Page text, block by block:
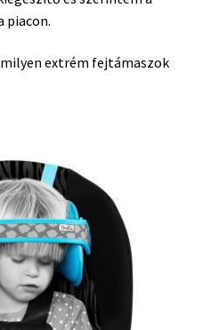
piacon.
extrém fejtámaszok